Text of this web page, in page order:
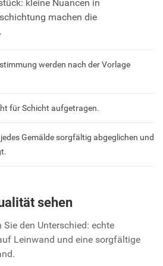
kleine Nuancen in
machen die
werden nach der Vorlage
für Schicht aufgetragen.
Gemälde sorgfältig abgeglichen und
sehen
Sie den Unterschied: echte
Leinwand und eine sorgfältige